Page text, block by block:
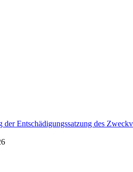
der Entschädigungssatzung des